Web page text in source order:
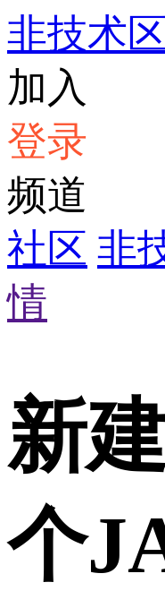
非技术区
加入
登录
频道
社区 非
情
新
个